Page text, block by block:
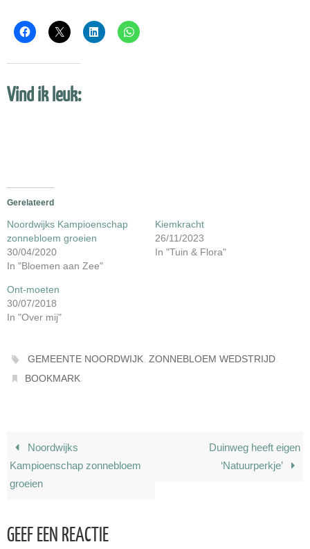
Vind ik leuk:
Gerelateerd
Noordwijks Kampioenschap
zonnebloem groeien
30/04/2020
In "Bloemen aan Zee"
Kiemkracht
26/11/2023
In "Tuin & Flora"
Ont-moeten
30/07/2018
In "Over mij"
GEMEENTE NOORDWIJK,ZONNEBLOEM WEDSTRIJD.
BOOKMARK.
Noordwijks
Kampioenschap zonnebloem
groeien
Duinweg heeft eigen
‘Natuurperkje’
GEEF EEN REACTIE